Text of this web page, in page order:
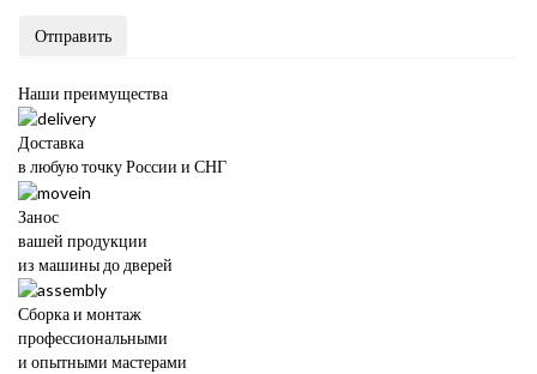
Отправить
Наши преимущества
Доставка
в любую точку России и СНГ
Занос
вашей продукции
из машины до дверей
Сборка и монтаж
профессиональными
и опытными мастерами